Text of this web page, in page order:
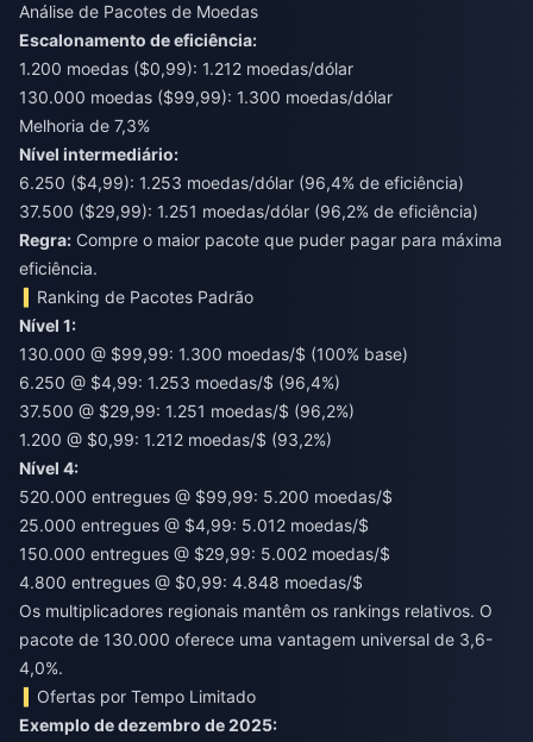
Análise de Pacotes de Moedas
Escalonamento de eficiência:
1.200 moedas ($0,99): 1.212 moedas/dólar
130.000 moedas ($99,99): 1.300 moedas/dólar
Melhoria de 7,3%
Nível intermediário:
6.250 ($4,99): 1.253 moedas/dólar (96,4% de eficiência)
37.500 ($29,99): 1.251 moedas/dólar (96,2% de eficiência)
Regra: Compre o maior pacote que puder pagar para máxima
eficiência.
Ranking de Pacotes Padrão
Nível 1:
130.000 @ $99,99: 1.300 moedas/$ (100% base)
6.250 @ $4,99: 1.253 moedas/$ (96,4%)
37.500 @ $29,99: 1.251 moedas/$ (96,2%)
1.200 @ $0,99: 1.212 moedas/$ (93,2%)
Nível 4:
520.000 entregues @ $99,99: 5.200 moedas/$
25.000 entregues @ $4,99: 5.012 moedas/$
150.000 entregues @ $29,99: 5.002 moedas/$
4.800 entregues @ $0,99: 4.848 moedas/$
Os multiplicadores regionais mantêm os rankings relativos. O
pacote de 130.000 oferece uma vantagem universal de 3,6-
4,0%.
Ofertas por Tempo Limitado
Exemplo de dezembro de 2025: